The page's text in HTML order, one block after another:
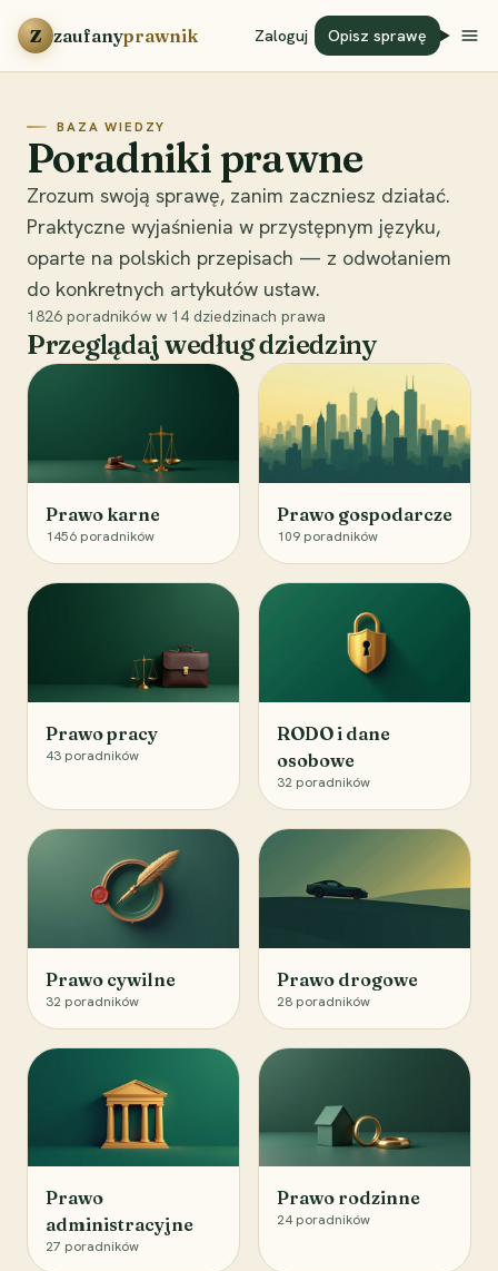
Przejdź do treści
Z zaufanyprawnik Zaloguj Opisz sprawę
BAZA WIEDZY
Poradniki prawne
Zrozum swoją sprawę, zanim zaczniesz działać.
Praktyczne wyjaśnienia w przystępnym języku,
oparte na polskich przepisach — z odwołaniem
do konkretnych artykułów ustaw.
1826 poradników w 14 dziedzinach prawa
Przeglądaj według dziedziny
Prawo karne
1456 poradników
Prawo gospodarcze
109 poradników
Prawo pracy
43 poradników
RODO i dane
osobowe
32 poradników
Prawo cywilne
32 poradników
Prawo drogowe
28 poradników
Prawo
administracyjne
27 poradników
Prawo rodzinne
24 poradników